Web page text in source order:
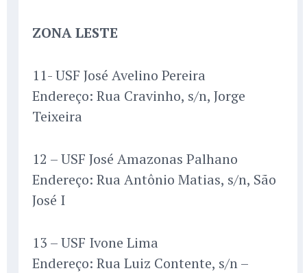
ZONA LESTE
11- USF José Avelino Pereira
Endereço: Rua Cravinho, s/n, Jorge
Teixeira
12 – USF José Amazonas Palhano
Endereço: Rua Antônio Matias, s/n, São
José I
13 – USF Ivone Lima
Endereço: Rua Luiz Contente, s/n –